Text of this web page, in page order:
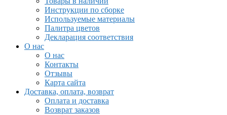
Инструкции по сборке
Используемые материалы
Палитра цветов
Декларация соответствия
О нас
О нас
Контакты
Отзывы
Карта сайта
Доставка, оплата, возврат
Оплата и доставка
Возврат заказов